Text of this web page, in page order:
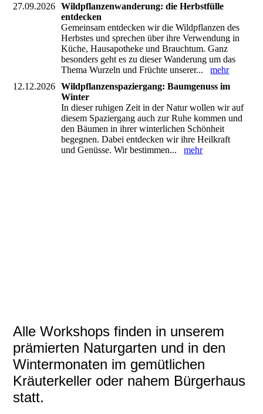
27.09.2026
Wildpflanzenwanderung: die Herbstfülle
entdecken
Gemeinsam entdecken wir die Wildpflanzen des
Herbstes und sprechen über ihre Verwendung in
Küche, Hausapotheke und Brauchtum. Ganz
besonders geht es zu dieser Wanderung um das
Thema Wurzeln und Früchte unserer...mehr
12.12.2026
Wildpflanzenspaziergang: Baumgenuss im
Winter
In dieser ruhigen Zeit in der Natur wollen wir auf
diesem Spaziergang auch zur Ruhe kommen und
den Bäumen in ihrer winterlichen Schönheit
begegnen. Dabei entdecken wir ihre Heilkraft
und Genüsse. Wir bestimmen...mehr
Alle Workshops finden in unserem
prämierten Naturgarten und in den
Wintermonaten im gemütlichen
Kräuterkeller oder nahem Bürgerhaus
statt.